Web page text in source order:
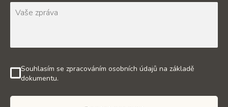
Souhlasím se zpracováním osobních údajů na základě
dokumentu.